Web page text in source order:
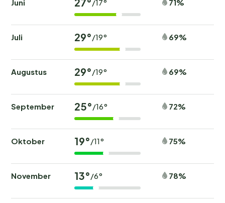
Juni /17° 71%
Juli 29°/19° 69%
Augustus 29°/19° 69%
September 25°/16° 72%
Oktober 19°/11° 75%
November 13°/6° 78%